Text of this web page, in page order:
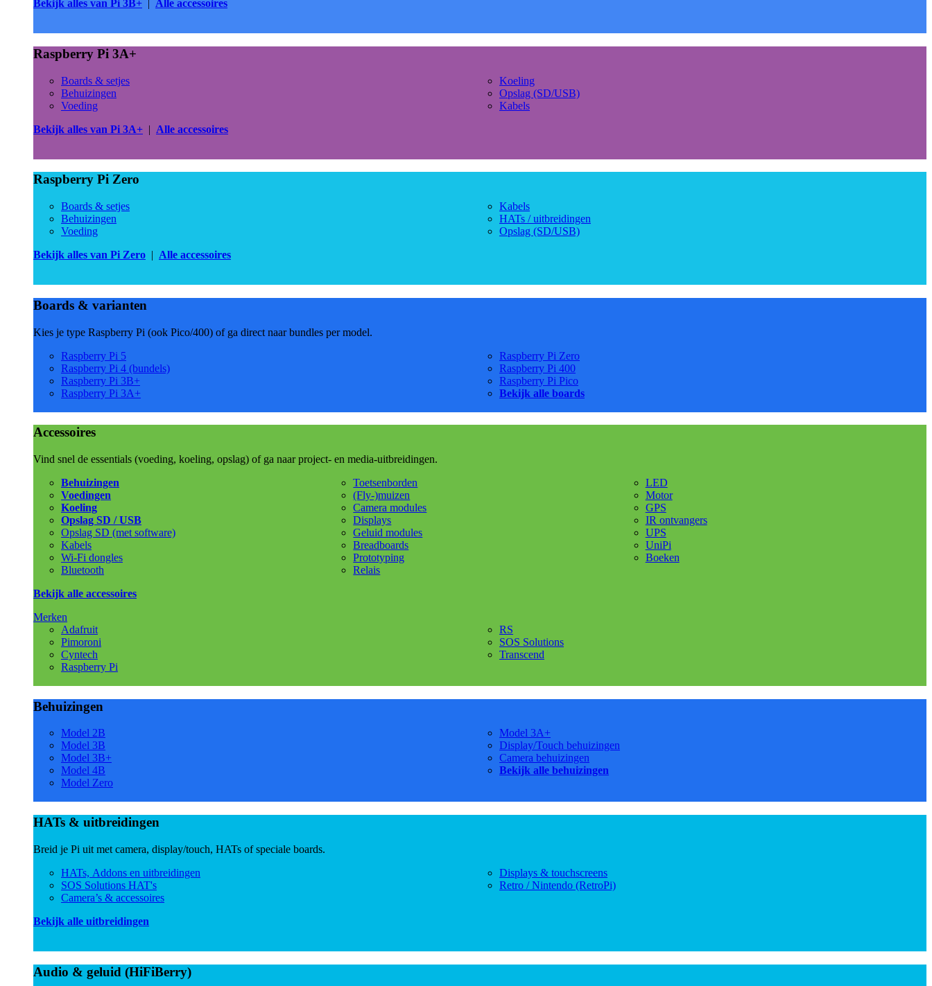
Bekijk alles van Pi 3B+ | Alle accessoires
Raspberry Pi 3A+
Boards & setjes
Behuizingen
Voeding
Koeling
Opslag (SD/USB)
Kabels
Bekijk alles van Pi 3A+ | Alle accessoires
Raspberry Pi Zero
Boards & setjes
Behuizingen
Voeding
Kabels
HATs / uitbreidingen
Opslag (SD/USB)
Bekijk alles van Pi Zero | Alle accessoires
Boards & varianten
Kies je type Raspberry Pi (ook Pico/400) of ga direct naar bundles per model.
Raspberry Pi 5
Raspberry Pi 4 (bundels)
Raspberry Pi 3B+
Raspberry Pi 3A+
Raspberry Pi Zero
Raspberry Pi 400
Raspberry Pi Pico
Bekijk alle boards
Accessoires
Vind snel de essentials (voeding, koeling, opslag) of ga naar project- en media-uitbreidingen.
Behuizingen
Voedingen
Koeling
Opslag SD / USB
Opslag SD (met software)
Kabels
Wi-Fi dongles
Bluetooth
Toetsenborden
(Fly-)muizen
Camera modules
Displays
Geluid modules
Breadboards
Prototyping
Relais
LED
Motor
GPS
IR ontvangers
UPS
UniPi
Boeken
Bekijk alle accessoires
Merken
Adafruit
Pimoroni
Cyntech
Raspberry Pi
RS
SOS Solutions
Transcend
Behuizingen
Model 2B
Model 3B
Model 3B+
Model 4B
Model Zero
Model 3A+
Display/Touch behuizingen
Camera behuizingen
Bekijk alle behuizingen
HATs & uitbreidingen
Breid je Pi uit met camera, display/touch, HATs of speciale boards.
HATs, Addons en uitbreidingen
SOS Solutions HAT's
Camera’s & accessoires
Displays & touchscreens
Retro / Nintendo (RetroPi)
Bekijk alle uitbreidingen
Audio & geluid (HiFiBerry)